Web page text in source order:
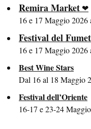
Remira Market
16 e 17 Maggio
Festival del
16 e 17 Maggio
Best Wine Stars
Dal 16 al 18 Maggio
Festival dell’Oriente
16-17 e 23-24